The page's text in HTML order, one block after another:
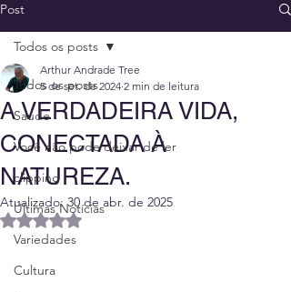
Post
Todos os posts
Saúde
Você não pode deixar de ler
clipping
Últimas Notícias
Variedades
Cultura
Todos os posts
A VERDADEIRA VIDA,
CONECTADA À
NATUREZA.
Arthur Andrade Tree
5 de set. de 2024 2 min de leitura
Atualizado:30 de abr. de 2025
Avaliado com NaN de 5 estrelas.